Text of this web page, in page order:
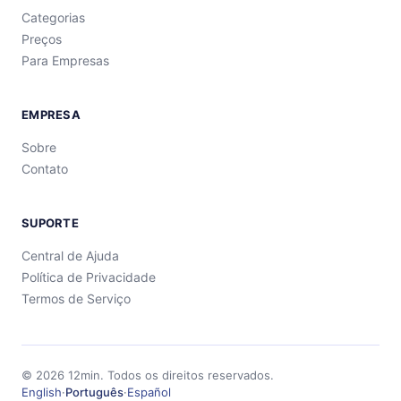
Categorias
Preços
Para Empresas
EMPRESA
Sobre
Contato
SUPORTE
Central de Ajuda
Política de Privacidade
Termos de Serviço
© 2026 12min. Todos os direitos reservados.
English·Português·Español